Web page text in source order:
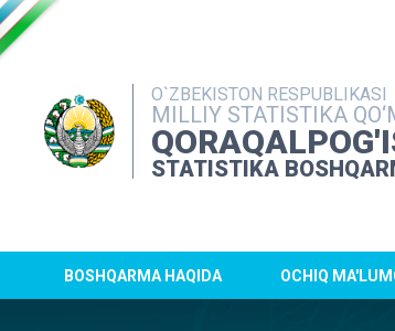
O`ZBEKISTON RESPUBLIKASI
MILLIY STATISTIKA
STATISTIKA
BOSHQARMA HAQIDA OCHIQ